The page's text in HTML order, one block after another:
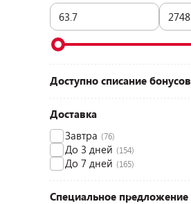
Доступно списание бонусов
Доставка
Завтра (76)
До 3 дней (154)
До 7 дней (165)
Специальное предложение